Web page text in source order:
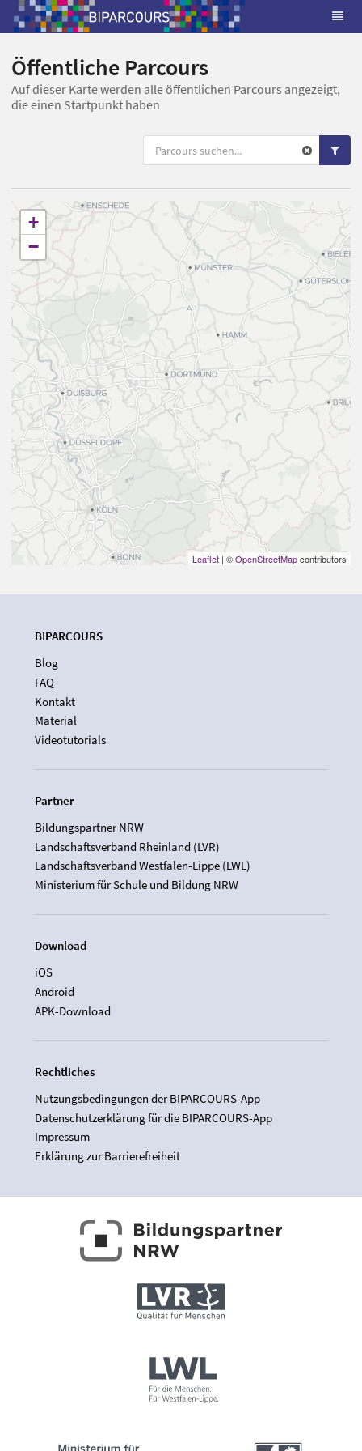
Öffentliche Parcours
Auf dieser Karte werden alle öffentlichen Parcours angezeigt,
die einen Startpunkt haben
+
−
Leaflet | ©OpenStreetMapcontributors
BIPARCOURS
Blog
FAQ
Kontakt
Material
Videotutorials
Partner
Bildungspartner NRW
Landschaftsverband Rheinland (LVR)
Landschaftsverband Westfalen-Lippe (LWL)
Ministerium für Schule und Bildung NRW
Download
iOS
Android
APK-Download
Rechtliches
Nutzungsbedingungen der BIPARCOURS-App
Datenschutzerklärung für die BIPARCOURS-App
Impressum
Erklärung zur Barrierefreiheit